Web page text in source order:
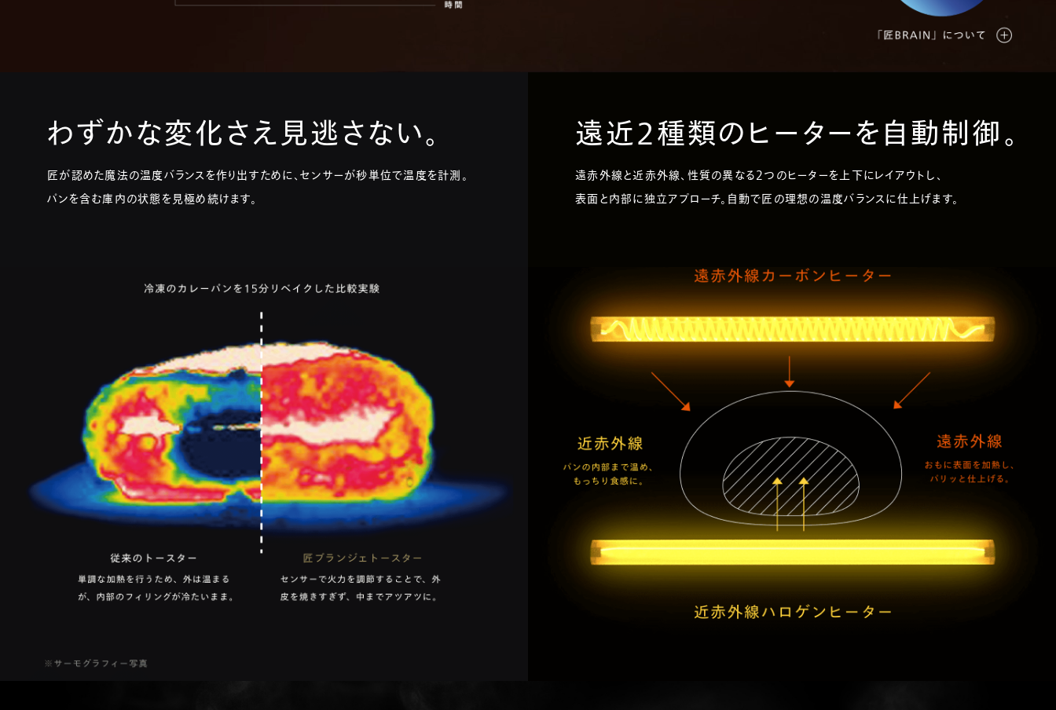
わずかな変化さえ見逃さない。​
匠が認めた魔法の温度バランスを作り出すために、センサーが秒単位で温度を計測。
パンを含む庫内の状態を見極め続けます。​
遠近2種類の​ヒーターを自動制御。​
遠赤外線と近赤外線、性質の異なる2つのヒーターを上下にレイアウトし、
表面と内部に独立アプローチ。自動で匠の理想の温度バランスに仕上げます。​